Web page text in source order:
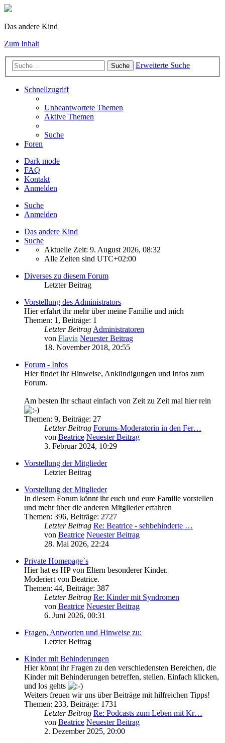
Das andere Kind
Zum Inhalt
Suche Erweiterte Suche
Schnellzugriff
Unbeantwortete Themen
Aktive Themen
Suche
Foren
Dark mode
FAQ
Kontakt
Anmelden
Suche
Anmelden
Das andere Kind
Suche
Aktuelle Zeit: 9. August 2026, 08:32
Alle Zeiten sind UTC+02:00
Diverses zu diesem Forum
Letzter Beitrag
Vorstellung des Administrators
Hier erfahrt ihr mehr über meine Familie und mich
Themen: 1 , Beiträge: 1
Letzter Beitrag Administratoren
von Flavia Neuester Beitrag
18. November 2018, 20:55
Forum - Infos
Hier findet ihr Hinweise, Ankündigungen und Infos zum
Forum.
Am besten Ihr schaut einfach von Zeit zu Zeit mal hier rein
Themen: 9, Beiträge: 27
Letzter Beitrag Forums-Moderatorin in den Fer…
von Beatrice Neuester Beitrag
3. Februar 2024, 10:29
Vorstellung der Mitglieder
Letzter Beitrag
Vorstellung der Mitglieder
In diesem Forum könnt ihr euch und eure Familie vorstellen
und mehr über die anderen Mitglieder erfahren
Themen: 396, Beiträge: 2727
Letzter Beitrag Re: Beatrice - sehbehinderte …
von Beatrice Neuester Beitrag
28. Mai 2026, 22:24
Private Homepage`s
Hier hat es HP von Eltern besonderer Kinder.
Moderiert von Beatrice.
Themen: 44, Beiträge: 387
Letzter Beitrag Re: Kinder mit Syndromen
von Beatrice Neuester Beitrag
6. Juni 2026, 00:31
Fragen, Antworten und Hinweise zu:
Letzter Beitrag
Kinder mit Behinderungen
Hier könnt ihr Fragen zu den verschiedensten Bereichen, die
Kinder mit Behinderungen betreffen, stellen. Einfach klicken,
und los gehts
Weiters freuen wir uns über Beiträge mit hilfreichen Tipps!
Themen: 233, Beiträge: 1731
Letzter Beitrag Re: Podcasts zum Leben mit Kr…
von Beatrice Neuester Beitrag
2. Dezember 2025, 20:00